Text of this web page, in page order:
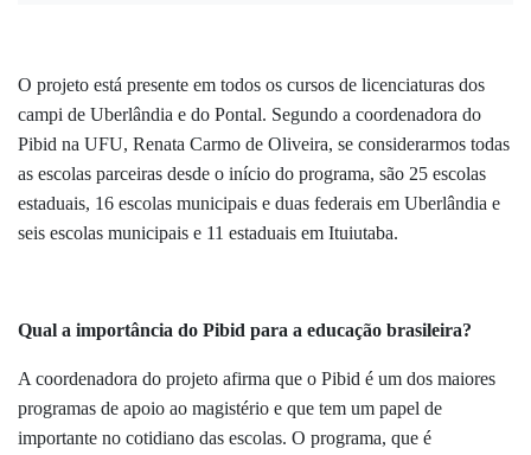
O projeto está presente em todos os cursos de licenciaturas dos
campi de Uberlândia e do Pontal. Segundo a coordenadora do
Pibid na UFU, Renata Carmo de Oliveira, se considerarmos todas
as escolas parceiras desde o início do programa, são 25 escolas
estaduais, 16 escolas municipais e duas federais em Uberlândia e
seis escolas municipais e 11 estaduais em Ituiutaba.
Qual a importância do Pibid para a educação brasileira?
A coordenadora do projeto afirma que o Pibid é um dos maiores
programas de apoio ao magistério e que tem um papel de
importante no cotidiano das escolas. O programa, que é